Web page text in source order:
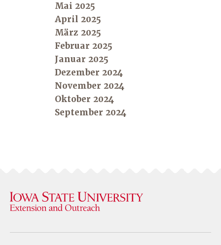
Mai 2025
April 2025
März 2025
Februar 2025
Januar 2025
Dezember 2024
November 2024
Oktober 2024
September 2024